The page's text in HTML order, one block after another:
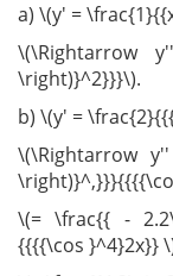
a) \(y' =
\right)}^2}}}\).
b) \(y' =
\(\Rightarrow
\(= \frac{{ -
{{{{\cos }^4}2x}}